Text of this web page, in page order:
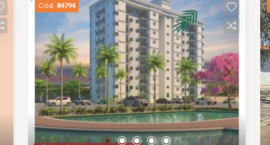
aproveitamento de espaço; Região com
ótima infraestrutura e grande potencial
de valorização; Excelente opção para
moradia ou investimento. Informações
complementares: Valor de venda: R$
165.000,00; Condomínio no valor
aproximado de R$ 312,00.
Cód. 84794